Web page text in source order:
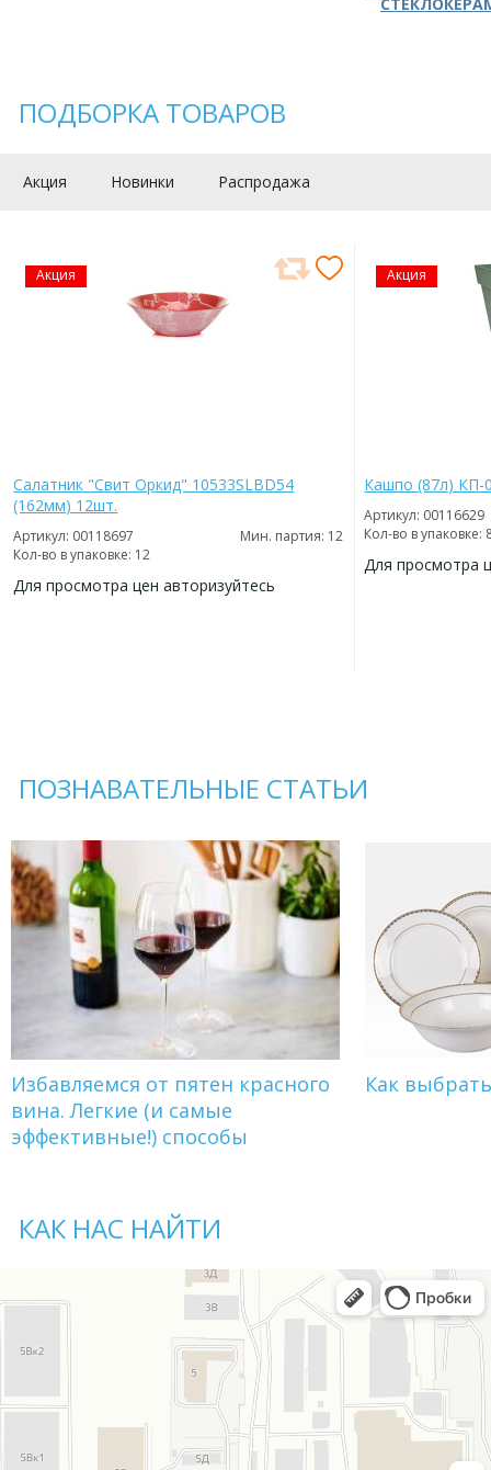
ПОДБОРКА ТОВАРОВ
Акция Новинки Распродажа
Акция
Салатник "Свит Оркид" 10533SLBD54
(162мм) 12шт.
Артикул: 00118697
Мин. партия: 12
Кол-во в упаковке: 12
Для просмотра цен авторизуйтесь
Акция
Кашпо (87л) КП-
Артикул: 00116629
Кол-во в упаковке:
Для просмотра
ПОЗНАВАТЕЛЬНЫЕ СТАТЬИ
Избавляемся от пятен красного
вина. Легкие (и самые
эффективные!) способы
Как
КАК НАС НАЙТИ